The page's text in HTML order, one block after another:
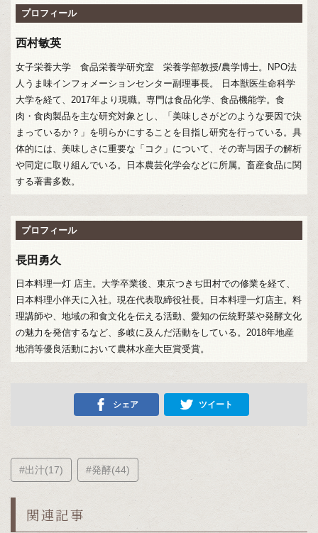
プロフィール
西村敏英
女子栄養大学 食品栄養学研究室 栄養学部教授/農学博士。NPO法
人うま味インフォメーションセンター副理事長。 日本獣医生命科学
大学を経て、2017年より現職。専門は食品化学、食品機能学。食
肉・食肉製品を主な研究対象とし、「美味しさがどのような要因で決
まっているか？」を明らかにすることを目指し研究を行っている。具
体的には、美味しさに重要な「コク」について、その寄与因子の解析
や同定に取り組んでいる。日本農芸化学会などに所属。畜産食品に関
する著書多数。
プロフィール
長田勇久
日本料理一灯 店主。大学卒業後、東京つきぢ田村での修業を経て、
日本料理小伴天に入社。現在代表取締役社長。日本料理一灯店主。料
理講師や、地域の和食文化を伝える活動、愛知の伝統野菜や発酵文化
の魅力を発信するなど、多岐に及んだ活動をしている。2018年地産
地消等優良活動において農林水産大臣賞受賞。
シェア ツイート
#出汁(17) #発酵(44)
関連記事